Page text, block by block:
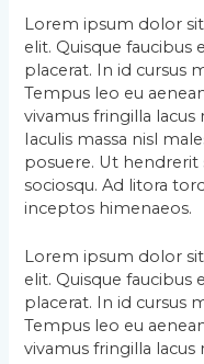
Lorem ipsum dolor
elit. Quisque faucibus
placerat. In id cursus
Tempus leo eu
vivamus fringilla
Iaculis massa nisl
posuere. Ut hendrerit
sociosqu. Ad litora
inceptos himenaeos.
Lorem ipsum dolor
elit. Quisque faucibus
placerat. In id cursus
Tempus leo eu
vivamus fringilla